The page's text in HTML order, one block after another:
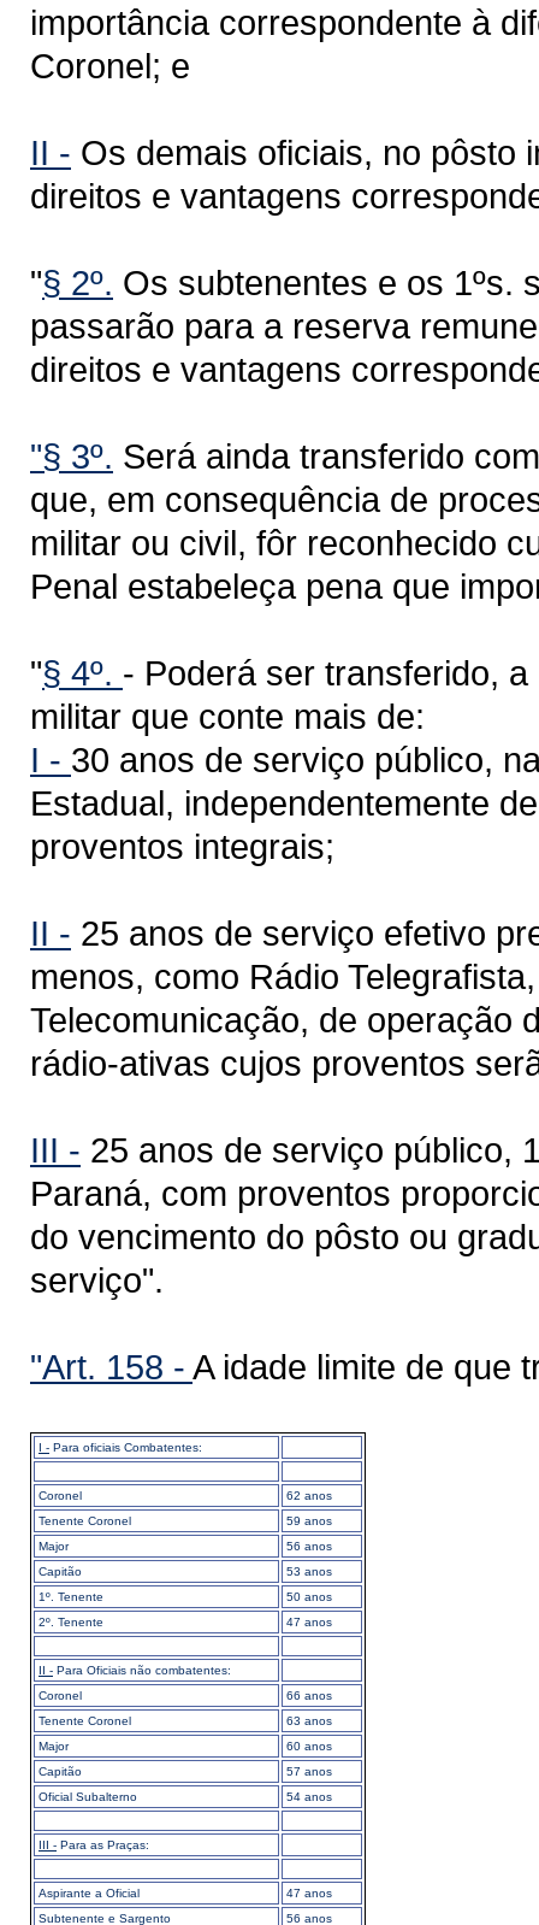
importância correspondente à
Coronel; e
II - Os demais oficiais, no pôsto
direitos e vantagens
"§ 2º. Os subtenentes e os 1ºs.
passarão para a reserva
direitos e vantagens
"§ 3º. Será ainda transferido
que, em consequência de
militar ou civil, fôr reconhecido
Penal estabeleça pena que
"§ 4º. - Poderá ser transferido,
militar que conte mais de:
I - 30 anos de serviço público,
Estadual, independentemente
proventos integrais;
II - 25 anos de serviço efetivo
menos, como Rádio
Telecomunicação, de operação
rádio-ativas cujos proventos
III - 25 anos de serviço público,
Paraná, com proventos
do vencimento do pôsto ou
serviço".
"Art. 158 - A idade limite de que
I - Para oficiais Combatentes:
Coronel
62 anos
Tenente Coronel
59 anos
Major
56 anos
Capitão
53 anos
1º. Tenente
50 anos
2º. Tenente
47 anos
II - Para Oficiais não combatentes:
Coronel
66 anos
Tenente Coronel
63 anos
Major
60 anos
Capitão
57 anos
Oficial Subalterno
54 anos
III - Para as Praças:
Aspirante a Oficial
47 anos
Subtenente e Sargento
56 anos